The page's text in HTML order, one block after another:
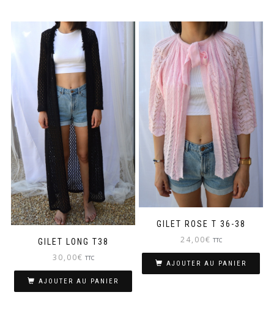
GILET LONG T38
30,00€ TTC
AJOUTER AU PANIER
GILET ROSE T 36-38
24,00€ TTC
AJOUTER AU PANIER